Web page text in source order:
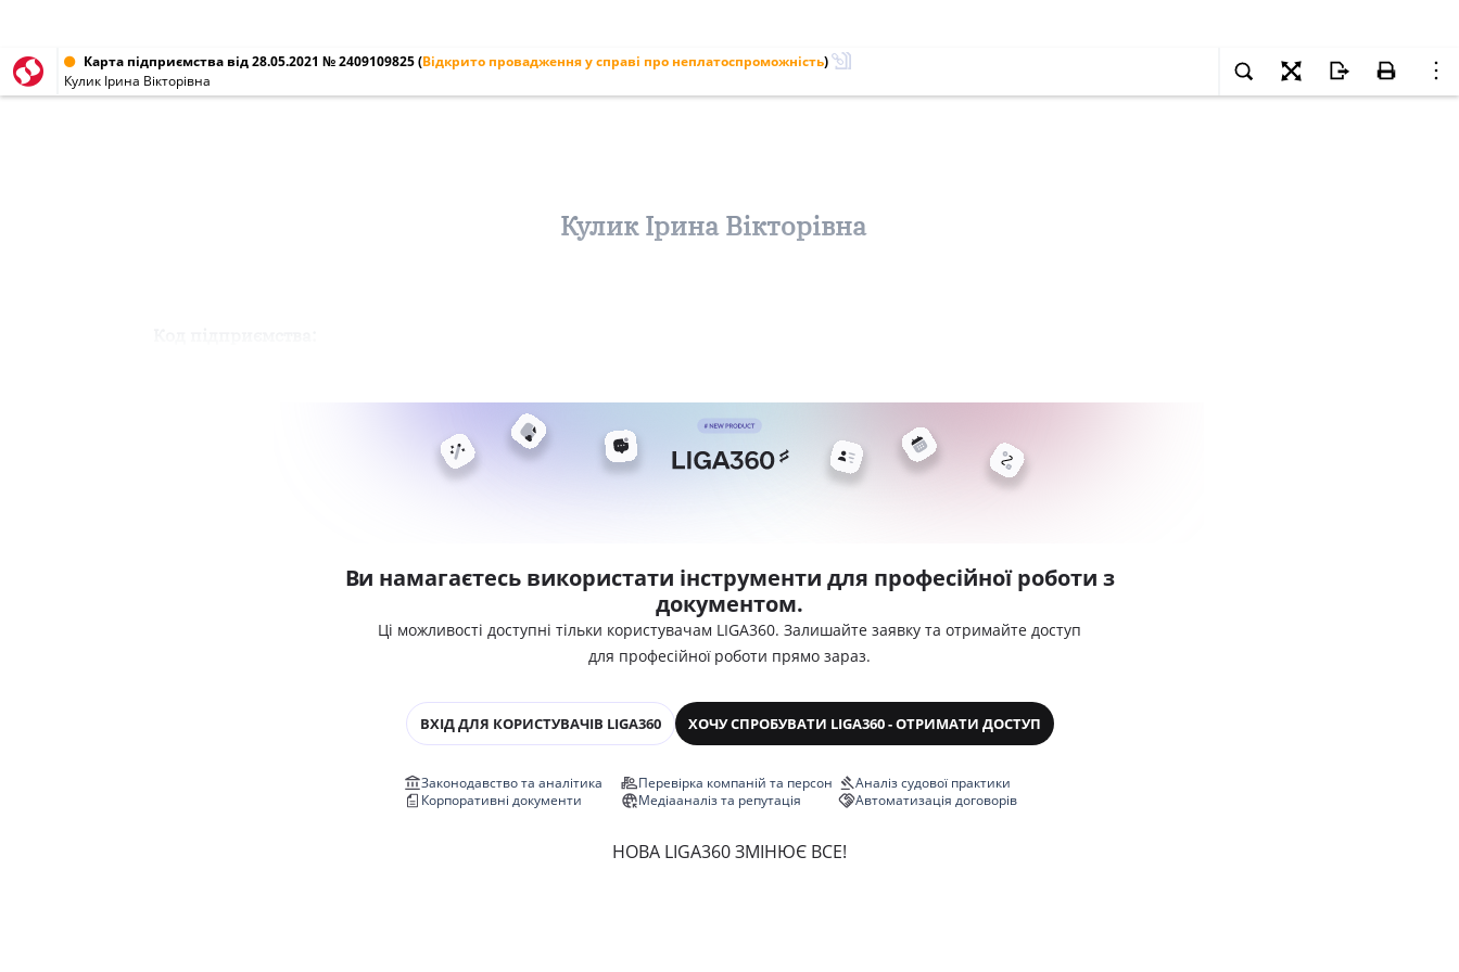
Карта підприємства від 28.05.2021 № 2409109825(Відкрито провадження у справі про неплатоспроможність)
Кулик Ірина Вікторівна
Кулик Ірина Вікторівна
Ви намагаєтесь використати інструменти для професійної роботи з
документом.
Ці можливості доступні тільки користувачам LIGA360. Залишайте заявку та отримайте доступ
для професійної роботи прямо зараз.
ВХІД ДЛЯ КОРИСТУВАЧІВ LIGA360 ХОЧУ СПРОБУВАТИ LIGA360 - ОТРИМАТИ ДОСТУП
Законодавство та аналітика
Корпоративні документи
Перевірка компаній та персон
Медіааналіз та репутація
Аналіз судової практики
Автоматизація договорів
НОВА LIGA360 ЗМІНЮЄ ВСЕ!